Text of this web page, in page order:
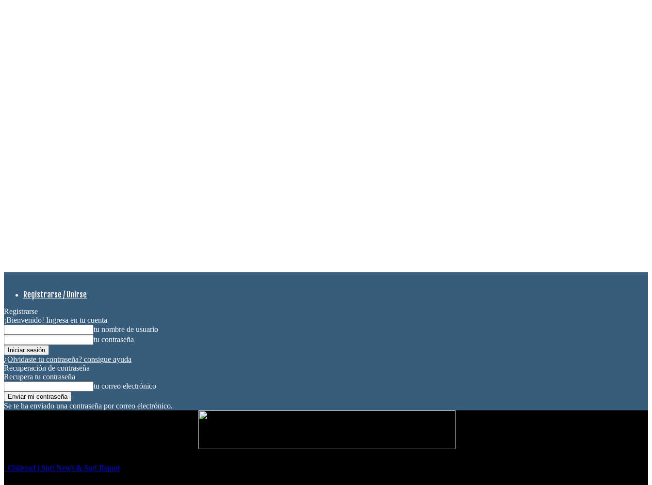
Registrarse / Unirse
Registrarse
¡Bienvenido! Ingresa en tu cuenta
tu nombre de usuario
tu contraseña
¿Olvidaste tu contraseña? consigue ayuda
Recuperación de contraseña
Recupera tu contraseña
tu correo electrónico
Se te ha enviado una contraseña por correo electrónico.
Chilesurf | Surf News & Surf Report